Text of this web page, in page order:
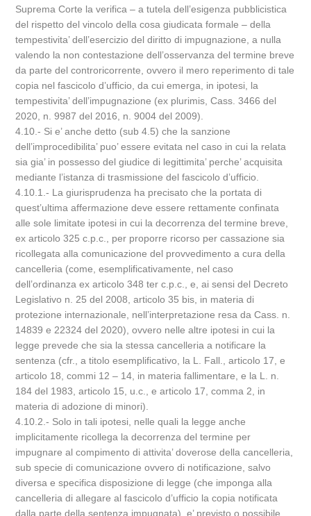
Suprema Corte la verifica – a tutela dell’esigenza pubblicistica
del rispetto del vincolo della cosa giudicata formale – della
tempestivita’ dell’esercizio del diritto di impugnazione, a nulla
valendo la non contestazione dell’osservanza del termine breve
da parte del controricorrente, ovvero il mero reperimento di tale
copia nel fascicolo d’ufficio, da cui emerga, in ipotesi, la
tempestivita’ dell’impugnazione (ex plurimis, Cass. 3466 del
2020, n. 9987 del 2016, n. 9004 del 2009).
4.10.- Si e’ anche detto (sub 4.5) che la sanzione
dell’improcedibilita’ puo’ essere evitata nel caso in cui la relata
sia gia’ in possesso del giudice di legittimita’ perche’ acquisita
mediante l’istanza di trasmissione del fascicolo d’ufficio.
4.10.1.- La giurisprudenza ha precisato che la portata di
quest’ultima affermazione deve essere rettamente confinata
alle sole limitate ipotesi in cui la decorrenza del termine breve,
ex articolo 325 c.p.c., per proporre ricorso per cassazione sia
ricollegata alla comunicazione del provvedimento a cura della
cancelleria (come, esemplificativamente, nel caso
dell’ordinanza ex articolo 348 ter c.p.c., e, ai sensi del Decreto
Legislativo n. 25 del 2008, articolo 35 bis, in materia di
protezione internazionale, nell’interpretazione resa da Cass. n.
14839 e 22324 del 2020), ovvero nelle altre ipotesi in cui la
legge prevede che sia la stessa cancelleria a notificare la
sentenza (cfr., a titolo esemplificativo, la L. Fall., articolo 17, e
articolo 18, commi 12 – 14, in materia fallimentare, e la L. n.
184 del 1983, articolo 15, u.c., e articolo 17, comma 2, in
materia di adozione di minori).
4.10.2.- Solo in tali ipotesi, nelle quali la legge anche
implicitamente ricollega la decorrenza del termine per
impugnare al compimento di attivita’ doverose della cancelleria,
sub specie di comunicazione ovvero di notificazione, salvo
diversa e specifica disposizione di legge (che imponga alla
cancelleria di allegare al fascicolo d’ufficio la copia notificata
dalla parte della sentenza impugnata), e’ previsto o possibile